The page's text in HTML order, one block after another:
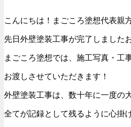
こんにちは！まごころ塗想代表親
先日外壁塗装工事が完了しました
まごころ塗想では、施工写真・工
お渡しさせていただきます！
外壁塗装工事は、数十年に一度の
全てが記録として残るように心掛